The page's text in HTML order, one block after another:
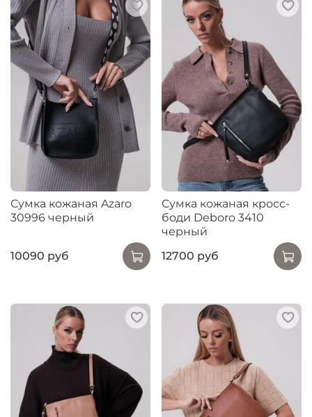
Сумка кожаная Azaro
30996 черный
10090 руб
Сумка кожаная кросс-
боди Deboro 3410
черный
12700 руб